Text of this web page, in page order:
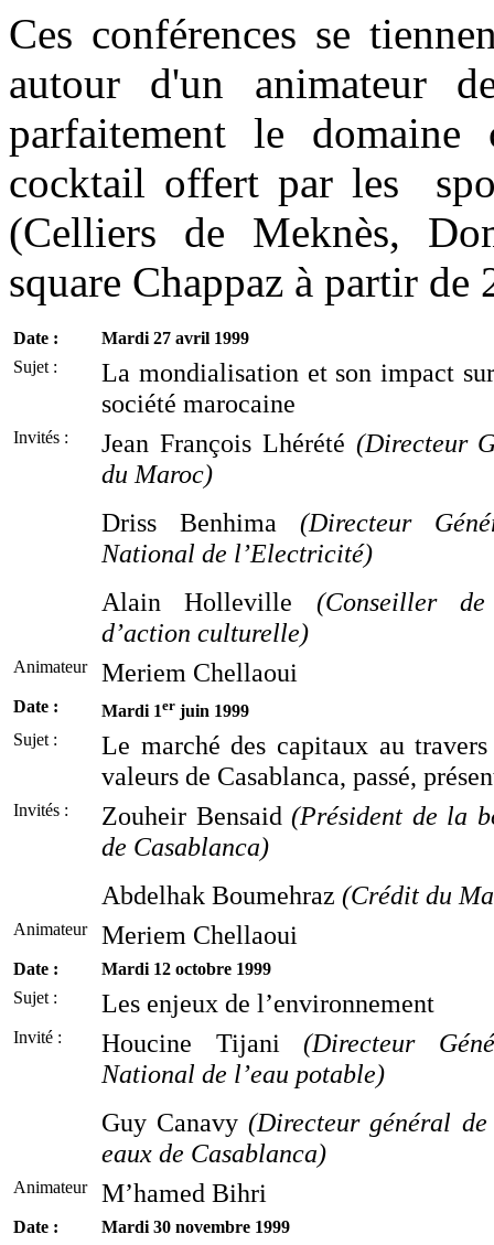
Ces conférences se
autour d'un animateur
parfaitement le
cocktail offert par les
(Celliers de Meknès,
square Chappaz à partir de
Date :
Mardi 27 avril 1999
Sujet :
La mondialisation et son impact
société marocaine
Invités : Jean François Lhérété (Directeur
du Maroc)
Driss Benhima (Directeur
National de l’Electricité)
Alain Holleville (Conseiller
d’action culturelle)
Animateur Meriem Chellaoui
Date : Mardi 1er juin 1999
Sujet :
Le marché des capitaux au
valeurs de Casablanca, passé,
Invités : Zouheir Bensaid(Président de la
de Casablanca)
Abdelhak Boumehraz (Crédit du
Animateur Meriem Chellaoui
Date :
Mardi 12 octobre 1999
Sujet :
Les enjeux de l’environnement
Invité : Houcine Tijani(Directeur
National de l’eau potable)
Guy Canavy (Directeur général
eaux de Casablanca)
Animateur M’hamed Bihri
Date :
Mardi 30 novembre 1999